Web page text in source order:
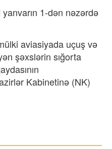
1-dən nəzərdə
aviasiyada uçuş və
şəxslərin sığorta
Kabinetinə (NK)